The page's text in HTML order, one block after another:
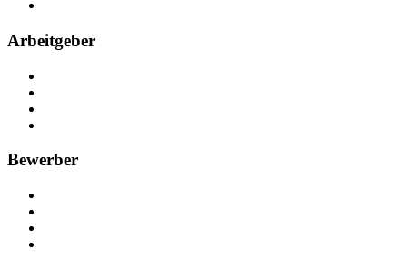
Arbeitgeber
Bewerber